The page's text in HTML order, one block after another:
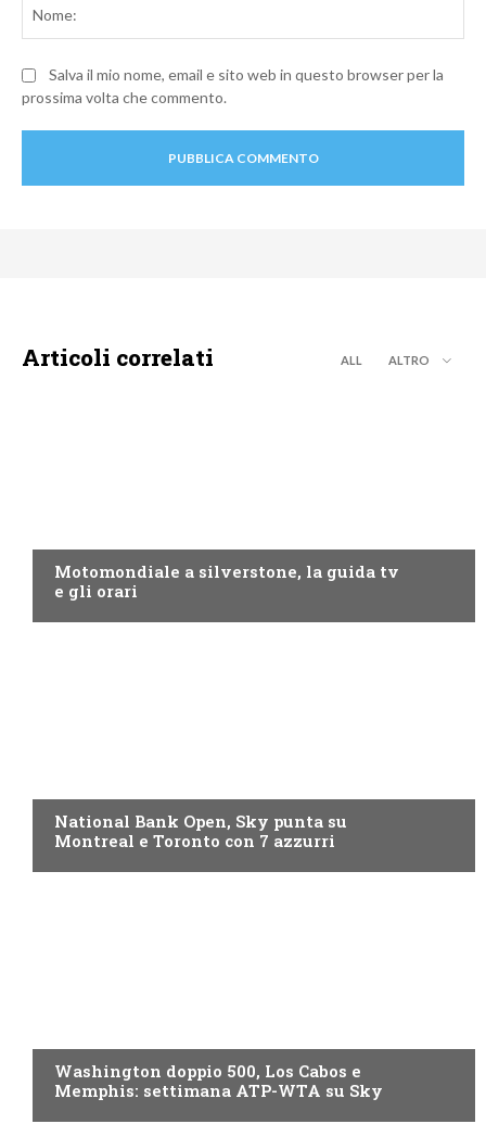
Salva il mio nome, email e sito web in questo browser per la
prossima volta che commento.
Articoli correlati ALL ALTRO
Motomondiale a silverstone, la guida tv
e gli orari
National Bank Open, Sky punta su
Montreal e Toronto con 7 azzurri
Washington doppio 500, Los Cabos e
Memphis: settimana ATP-WTA su Sky